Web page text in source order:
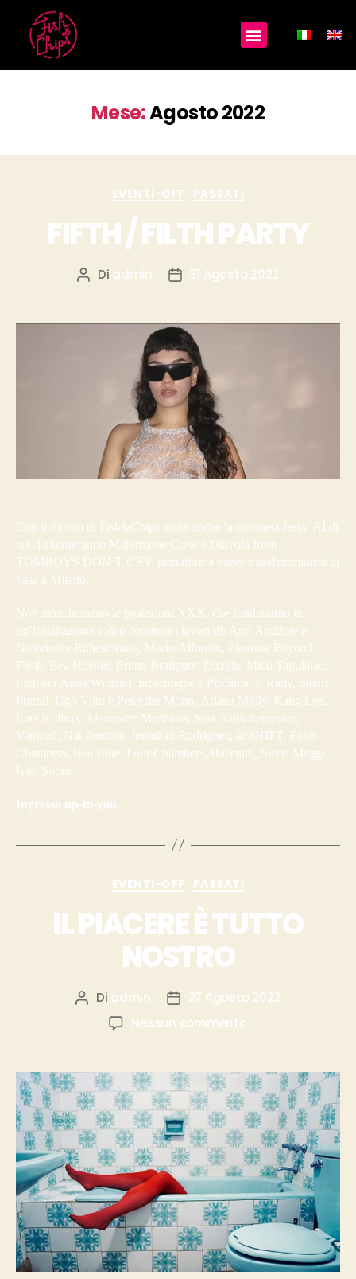
Mese:Agosto 2022
EVENTI-OFF PASSATI
FIFTH / FILTH PARTY
Di admin 31 Agosto 2022
Con il ritorno di Fish&Chips torna anche la consueta festa! Al dj
set si alterneranno Malormone Crew e Diavola from
TOMBOYS DON’T CRY, piattaforma queer transfemminista di
base a Milano.
Non mancheranno le proiezioni XXX, che fonderanno in
un’installazione video continua i lavori di: Ann Antidote e
Notorische Ruhestörung, Mario Alfonsin, Pleasure Beyond
Flesh, Bea Hoeller, Bruno Bottignon Dicolla, Mico Tagulalac,
Elżbieta Anna Wieland, hiperlinque e Profânia, E Rady, Stuart
Pound, Ugo Vittu e Peter the Moon, Ariana Molly, Kang Lee,
Lars Kollros, Alexandre Medeiros, Max Kutschenreuter,
Vanniall, Nat Portnoy, Jonathan Rodrigues, altSHIFT, Echo
Chambers, Bea Blue, Four Chambers, Baccanti, Silvia Maggi,
Ivan Sobris.
Ingresso up-to-you
EVENTI-OFF PASSATI
IL PIACERE È TUTTO
NOSTRO
Di admin
27 Agosto 2022
Nessun commento